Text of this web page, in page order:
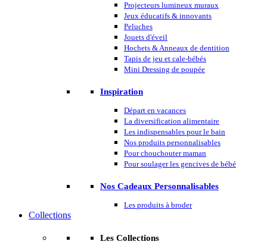
Projecteurs lumineux muraux
Jeux éducatifs & innovants
Peluches
Jouets d'éveil
Hochets & Anneaux de dentition
Tapis de jeu et cale-bébés
Mini Dressing de poupée
Inspiration
Départ en vacances
La diversification alimentaire
Les indispensables pour le bain
Nos produits personnalisables
Pour chouchouter maman
Pour soulager les gencives de bébé
Nos Cadeaux Personnalisables
Les produits à broder
Collections
Les Collections